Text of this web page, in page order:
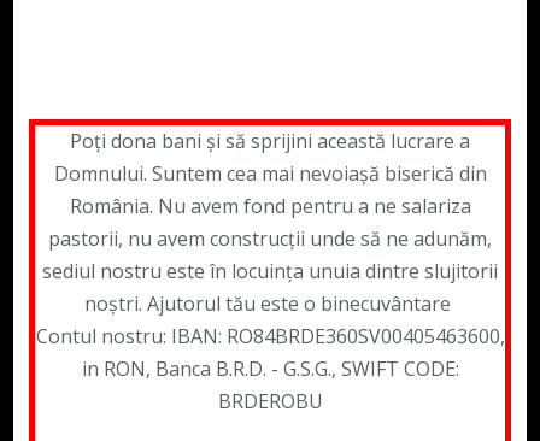
Poți dona bani și să sprijini această lucrare a
Domnului. Suntem cea mai nevoiașă biserică din
România. Nu avem fond pentru a ne salariza
pastorii, nu avem construcții unde să ne adunăm,
sediul nostru este în locuința unuia dintre slujitorii
noștri. Ajutorul tău este o binecuvântare
Contul nostru: IBAN: RO84BRDE360SV00405463600,
in RON, Banca B.R.D. - G.S.G., SWIFT CODE:
BRDEROBU